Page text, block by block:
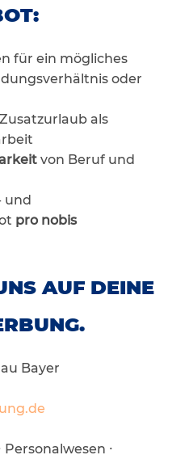
für ein mögliches
oder
als
von Beruf und
und
pro nobis
AUF DEINE
Bayer
∙